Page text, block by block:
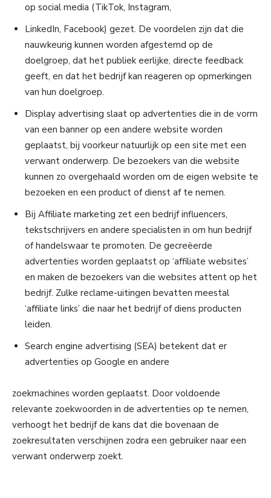
op social media (TikTok, Instagram,
LinkedIn, Facebook) gezet. De voordelen zijn dat die
nauwkeurig kunnen worden afgestemd op de
doelgroep, dat het publiek eerlijke, directe feedback
geeft, en dat het bedrijf kan reageren op opmerkingen
van hun doelgroep.
Display advertising slaat op advertenties die in de vorm
van een banner op een andere website worden
geplaatst, bij voorkeur natuurlijk op een site met een
verwant onderwerp. De bezoekers van die website
kunnen zo overgehaald worden om de eigen website te
bezoeken en een product of dienst af te nemen.
Bij Affiliate marketing zet een bedrijf influencers,
tekstschrijvers en andere specialisten in om hun bedrijf
of handelswaar te promoten. De gecreëerde
advertenties worden geplaatst op ‘affiliate websites’
en maken de bezoekers van die websites attent op het
bedrijf. Zulke reclame-uitingen bevatten meestal
‘affiliate links’ die naar het bedrijf of diens producten
leiden.
Search engine advertising (SEA) betekent dat er
advertenties op Google en andere
zoekmachines worden geplaatst. Door voldoende
relevante zoekwoorden in de advertenties op te nemen,
verhoogt het bedrijf de kans dat die bovenaan de
zoekresultaten verschijnen zodra een gebruiker naar een
verwant onderwerp zoekt.